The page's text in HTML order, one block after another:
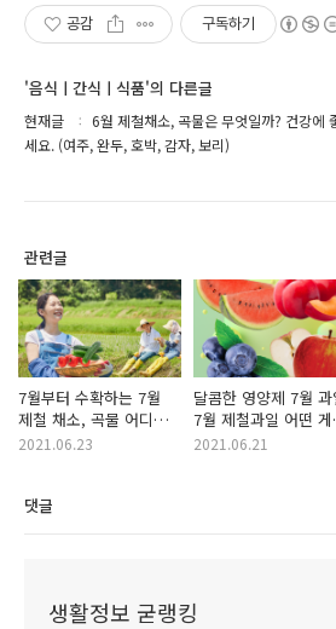
공감 구독하기
'음식ㅣ간식ㅣ식품'의 다른글
현재글
6월 제철채소, 곡물은 무엇일까? 건강에
세요. (여주, 완두, 호박, 감자, 보리)
관련글
7월부터 수확하는 7월
제철 채소, 곡물 어디에
좋을까?
2021.06.23
달콤한 영양제 7월 과
7월 제철과일 어떤 게
있나?
2021.06.21
댓글
생활정보 굳랭킹